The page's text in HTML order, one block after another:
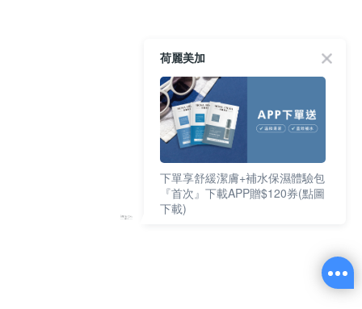
荷麗美加
下單享舒緩潔膚+補水保濕體驗包
『首次』下載APP贈$120券(點圖
下載)